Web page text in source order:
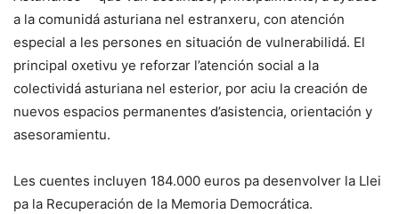
a la comunidá asturiana nel estranxeru, con atención
especial a les persones en situación de vulnerabilidá. El
principal oxetivu ye reforzar l’atención social a la
colectividá asturiana nel esterior, por aciu la creación de
nuevos espacios permanentes d’asistencia, orientación y
asesoramientu.
Les cuentes incluyen 184.000 euros pa desenvolver la Llei
pa la Recuperación de la Memoria Democrática.